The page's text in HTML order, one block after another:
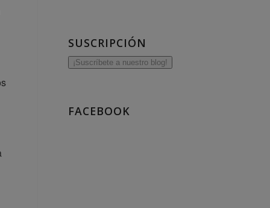
SUSCRIPCIÓN
¡Suscríbete a nuestro blog!
FACEBOOK